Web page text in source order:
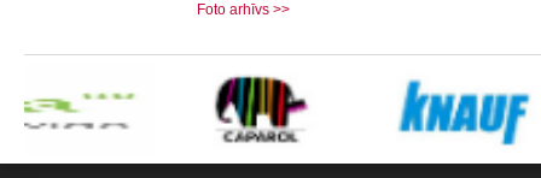
Foto arhīvs >>